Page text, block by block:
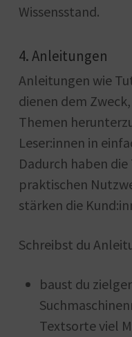
Wissensstand.
4. Anleitungen
Anleitungen wie
dienen dem
Themen
Leser:innen in
Dadurch haben
praktischen
stärken die
Schreibst du
baust du
Textsorte viel